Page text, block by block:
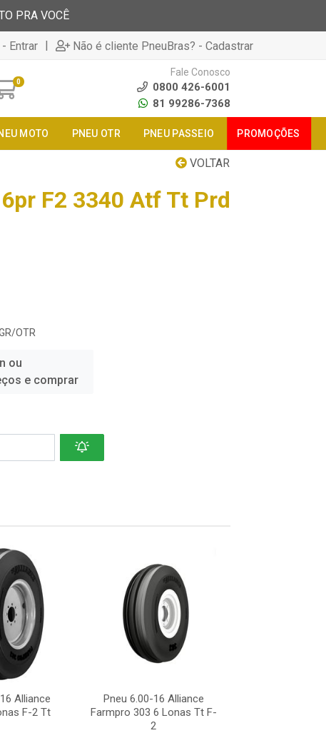
PRA VOCÊ
Entrar | Não é cliente PneuBras? - Cadastrar
0
Fale Conosco
0800 426-6001
81 99286-7368
MOTO PNEU OTR PNEU PASSEIO PROMOÇÕES
VOLTAR
F2 3340 Atf Tt Prd
OTR
ou
e comprar
Alliance
F-2 Tt
Pneu 6.00-16 Alliance
Farmpro 303 6 Lonas Tt F-
2